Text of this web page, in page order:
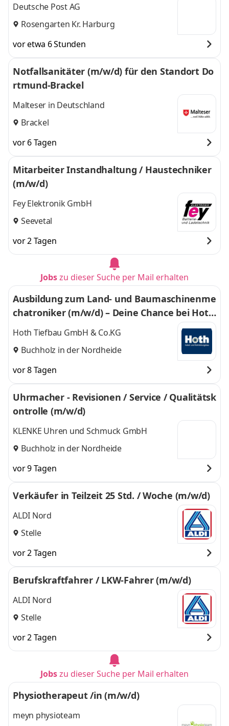
Deutsche Post AG
Rosengarten Kr. Harburg
vor etwa 6 Stunden
Notfallsanitäter (m/w/d) für den Standort Do
rtmund-Brackel
Malteser in Deutschland
Brackel
vor 6 Tagen
Mitarbeiter Instandhaltung / Haustechniker
(m/w/d)
Fey Elektronik GmbH
Seevetal
vor 2 Tagen
Jobszu dieser Suche per Mail erhalten
Ausbildung zum Land- und Baumaschinenme
chatroniker (m/w/d) – Deine Chance bei Hoth
Tiefbau GmbH & Co. KG
Hoth Tiefbau GmbH & Co.KG
Buchholz in der Nordheide
vor 8 Tagen
Uhrmacher - Revisionen / Service / Qualitätsk
ontrolle (m/w/d)
KLENKE Uhren und Schmuck GmbH
Buchholz in der Nordheide
vor 9 Tagen
Verkäufer in Teilzeit 25 Std. / Woche (m/w/d)
ALDI Nord
Stelle
vor 2 Tagen
Berufskraftfahrer / LKW-Fahrer (m/w/d)
ALDI Nord
Stelle
vor 2 Tagen
Jobszu dieser Suche per Mail erhalten
Physiotherapeut /in (m/w/d)
meyn physioteam